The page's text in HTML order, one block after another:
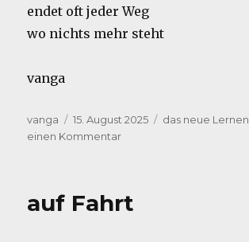
endet oft jeder Weg
wo nichts mehr steht
vanga
Autor
vanga
Veröffentlicht
am
15. August 2025 Kategorien
das neue Lernen
einen Kommentarzu
auf Fahrt